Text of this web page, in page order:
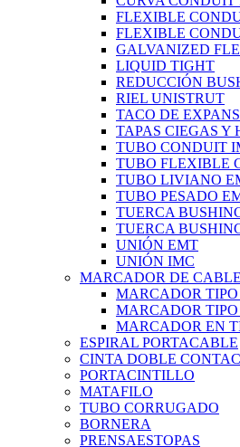
FLEXIBLE
FLEXIBLE
GALVANIZED
LIQUID TIGHT
REDUCCIÓN
RIEL UNISTRUT
TACO DE
TAPAS CIEGAS Y
TUBO CONDUIT
TUBO FLEXIBLE
TUBO LIVIANO
TUBO PESADO
TUERCA
TUERCA
UNIÓN EMT
UNIÓN IMC
MARCADOR DE
MARCADOR
MARCADOR
MARCADOR EN
ESPIRAL PORTACABLE
CINTA DOBLE
PORTACINTILLO
MATAFILO
TUBO CORRUGADO
BORNERA
PRENSAESTOPAS